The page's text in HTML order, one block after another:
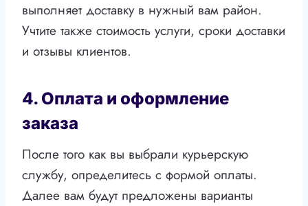
выполняет доставку в нужный вам район.
Учтите также стоимость услуги, сроки доставки
и отзывы клиентов.
4. Оплата и оформление
заказа
После того как вы выбрали курьерскую
службу, определитесь с формой оплаты.
Далее вам будут предложены варианты